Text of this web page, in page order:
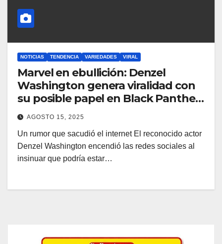
NOTICIAS TENDENCIA VARIEDADES VIRAL
Marvel en ebullición: Denzel
Washington genera viralidad con
su posible papel en Black Panther
3
AGOSTO 15, 2025
Un rumor que sacudió el internet El reconocido actor
Denzel Washington encendió las redes sociales al
insinuar que podría estar…